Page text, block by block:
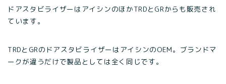
ドアスタビライザーはアイシンのほかTRDとGRからも販売され
ています。
TRDとGRのドアスタビライザーはアイシンのOEM。ブランドマ
ークが違うだけで製品としては全く同じです。